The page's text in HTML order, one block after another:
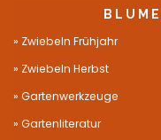
Zwiebeln Frühjahr
Zwiebeln Herbst
Gartenwerkzeuge
Gartenliteratur